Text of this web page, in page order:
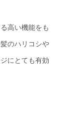
高い機能をも
のハリコシや
にとても有効